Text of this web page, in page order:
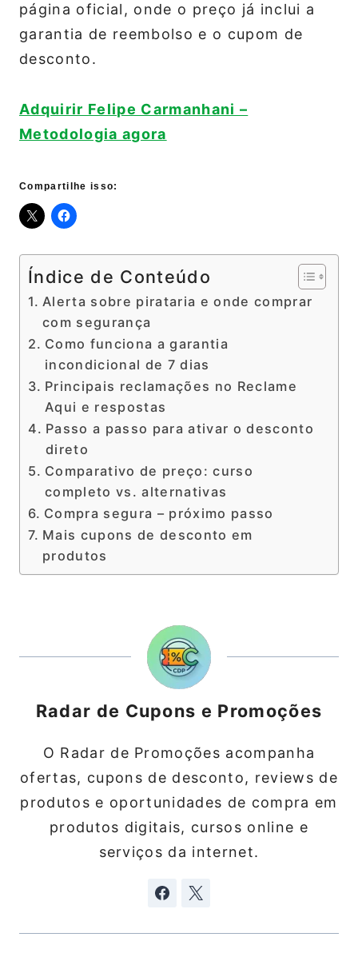
página oficial, onde o preço já inclui a
garantia de reembolso e o cupom de
desconto.
Adquirir Felipe Carmanhani –
Metodologia agora
Compartilhe isso:
Índice de Conteúdo
Alerta sobre pirataria e onde comprar
com segurança
Como funciona a garantia
incondicional de 7 dias
Principais reclamações no Reclame
Aqui e respostas
Passo a passo para ativar o desconto
direto
Comparativo de preço: curso
completo vs. alternativas
Compra segura – próximo passo
Mais cupons de desconto em
produtos
Radar de Cupons e Promoções
O Radar de Promoções acompanha
ofertas, cupons de desconto, reviews de
produtos e oportunidades de compra em
produtos digitais, cursos online e
serviços da internet.